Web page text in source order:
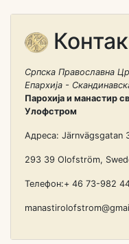
Српска Православна
Епархија -
Парохија и манастир
Улофстром
Адреса: Järnvägsgatan
293 39 Olofström,
Телефон:+ 46 73-982